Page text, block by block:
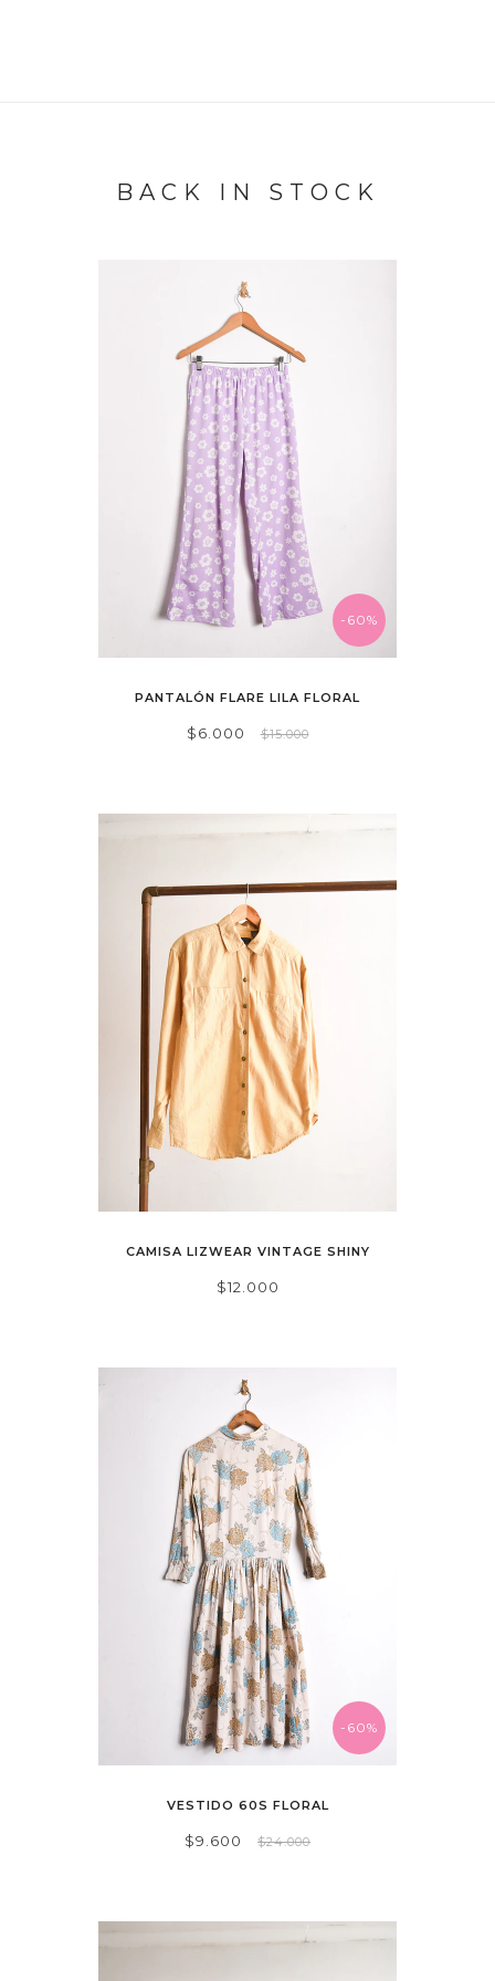
BACK IN STOCK
-60%
PANTALÓN FLARE LILA FLORAL
$6.000 $15.000
CAMISA LIZWEAR VINTAGE SHINY
$12.000
-60%
VESTIDO 60S FLORAL
$9.600 $24.000